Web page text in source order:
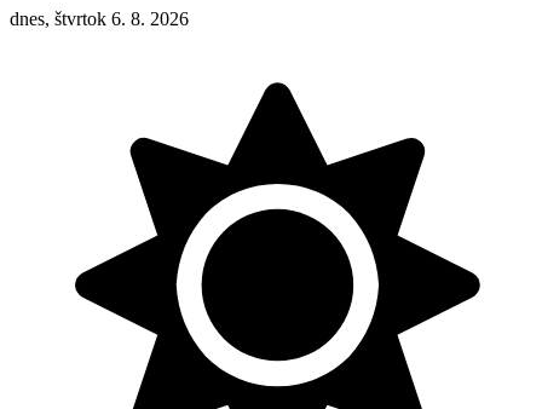
dnes, štvrtok 6. 8. 2026